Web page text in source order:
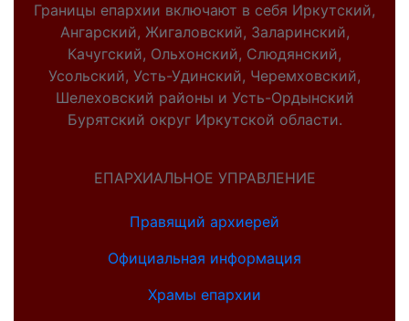
Границы епархии включают в себя Иркутский,
Ангарский, Жигаловский, Заларинский,
Качугский, Ольхонский, Слюдянский,
Усольский, Усть-Удинский, Черемховский,
Шелеховский районы и Усть-Ордынский
Бурятский округ Иркутской области.
ЕПАРХИАЛЬНОЕ УПРАВЛЕНИЕ
Правящий архиерей
Официальная информация
Храмы епархии